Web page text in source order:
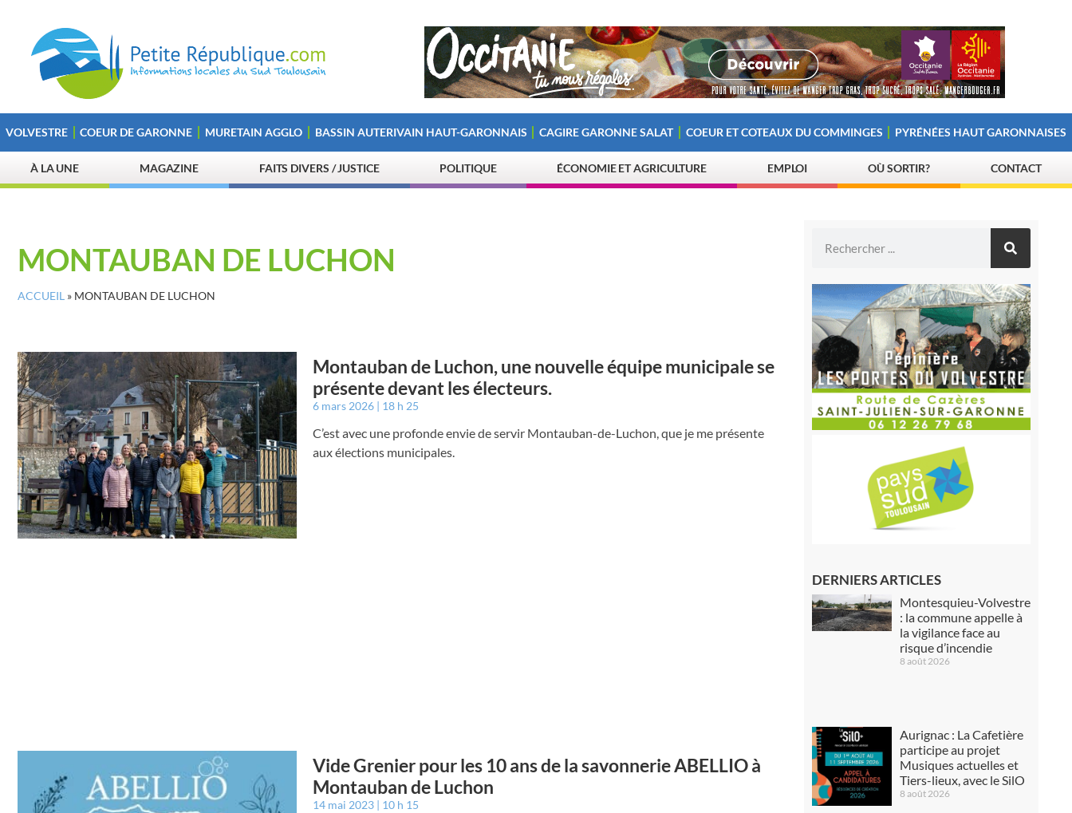
VOLVESTRE COEUR DE GARONNE MURETAIN AGGLO BASSIN AUTERIVAIN HAUT-GARONNAIS CAGIRE GARONNE SALAT COEUR ET COTEAUX DU COMMINGES PYRÉNÉES HAUT GARONNAISES
À LA UNE MAGAZINE FAITS DIVERS / JUSTICE POLITIQUE ÉCONOMIE ET AGRICULTURE EMPLOI OÙ SORTIR? CONTACT
MONTAUBAN DE LUCHON
ACCUEIL » MONTAUBAN DE LUCHON
Montauban de Luchon, une nouvelle équipe municipale se
présente devant les électeurs.
6 mars 2026 18 h 25
C’est avec une profonde envie de servir Montauban-de-Luchon, que je me présente
aux élections municipales.
Vide Grenier pour les 10 ans de la savonnerie ABELLIO à
Montauban de Luchon
14 mai 2023 10 h 15
DERNIERS ARTICLES
Montesquieu-Volvestre
: la commune appelle à
la vigilance face au
risque d’incendie
8 août 2026
Aurignac : La Cafetière
participe au projet
Musiques actuelles et
Tiers-lieux, avec le SilO
8 août 2026